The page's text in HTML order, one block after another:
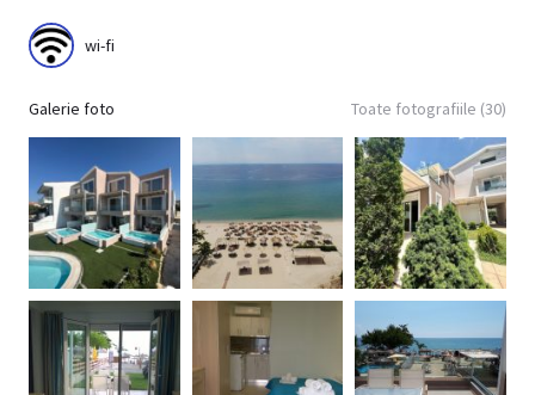
wi-fi
Galerie foto Toate fotografiile (30)